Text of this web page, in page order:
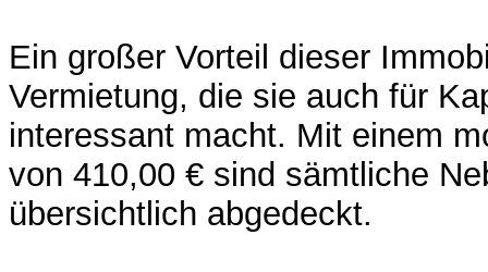
Ein großer Vorteil dieser
Vermietung, die sie auch für
interessant macht. Mit einem
von 410,00 € sind sämtliche
übersichtlich abgedeckt.